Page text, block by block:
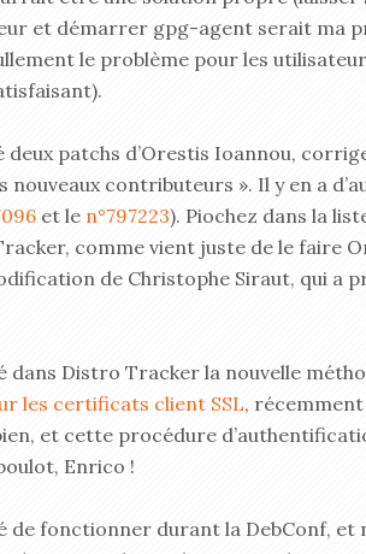
et démarrer gpg-agent serait ma
le problème pour les
deux patchs d’Orestis Ioannou,
nouveaux contributeurs ». Il y en a
et le n°797223). Piochez dans la
comme vient juste de le faire
de Christophe Siraut, qui a
dans Distro Tracker la nouvelle
les certificats client SSL,
et cette procédure
Enrico !
de fonctionner durant la DebConf, et